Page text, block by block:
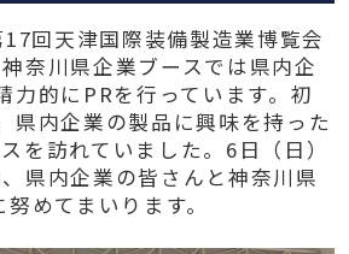
回天津国際装備製造業博覧会
奈川県企業ブースでは県内企
力的にPRを行っています。初
県内企業の製品に興味を持った
を訪れていました。6日（日）
県内企業の皆さんと神奈川県
めてまいります。